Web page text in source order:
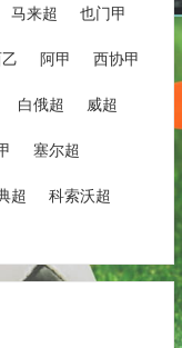
马来超 也门甲
阿甲 西协甲
白俄超 威超
塞尔超
超 科索沃超